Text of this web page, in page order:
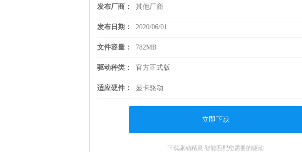
发布厂商： 其他厂商
发布日期： 2020/06/01
文件容量： 782MB
驱动种类： 官方正式版
适应硬件： 显卡驱动
立即下载
下载驱动精灵 智能匹配您需要的驱动